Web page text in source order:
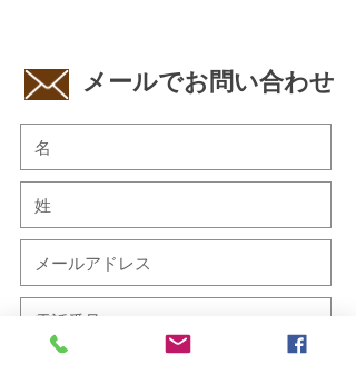
​メールでお問い合わせ